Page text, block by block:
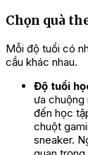
Chọn quà
Mỗi độ tuổi có
cầu khác nhau.
Độ tuổi
ưa chuộng
đến học
chuột
sneaker.